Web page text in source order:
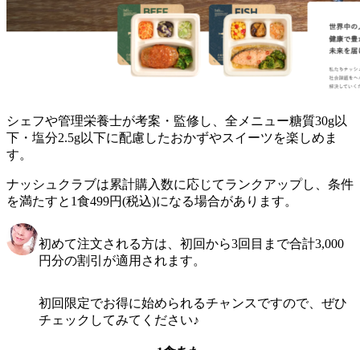
シェフや管理栄養士が考案・監修し、全メニュー糖質30g以
下・塩分2.5g以下に配慮したおかずやスイーツを楽しめま
す。
ナッシュクラブは累計購入数に応じてランクアップし、条件
を満たすと1食499円(税込)になる場合があります。
初めて注文される方は、初回から3回目まで合計3,000
円分の割引が適用されます。
初回限定でお得に始められるチャンスですので、ぜひ
チェックしてみてください♪